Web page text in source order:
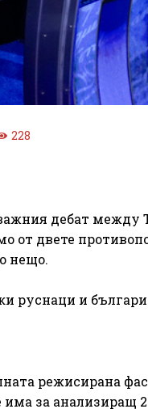
228
дебат
от двете
нещо.
руснаци и
режисирана
за анализиращ